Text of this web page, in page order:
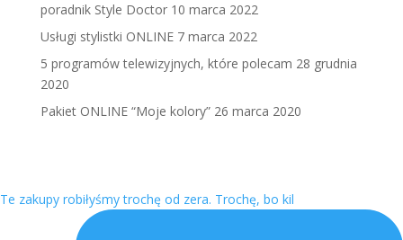
poradnik Style Doctor 10 marca 2022
Usługi stylistki ONLINE 7 marca 2022
5 programów telewizyjnych, które polecam 28 grudnia
2020
Pakiet ONLINE “Moje kolory” 26 marca 2020
Te zakupy robiłyśmy trochę od zera. Trochę, bo kil